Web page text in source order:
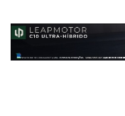
p
p
I
n
o
k